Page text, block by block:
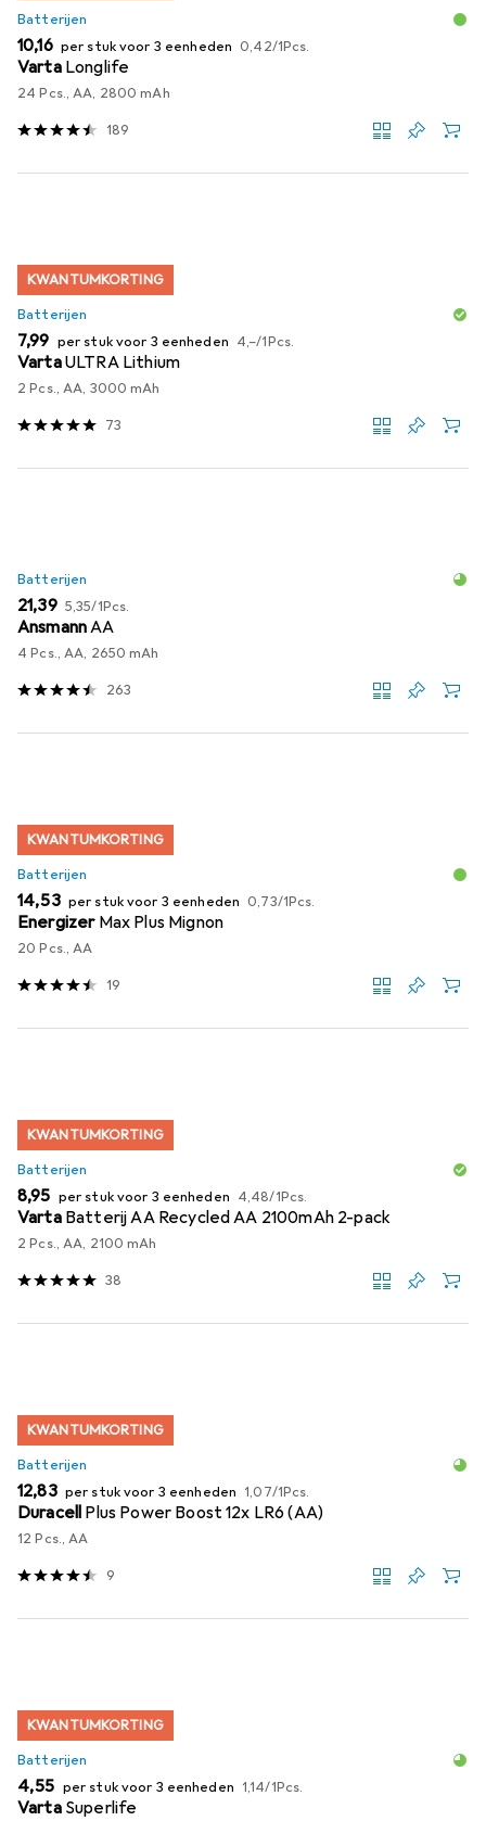
Batterijen
EUR
10,16 per stuk voor 3 eenheden EUR
0,42/1Pcs.
Varta Longlife
24 Pcs., AA, 2800 mAh
189
KWANTUMKORTING
Batterijen
EUR
7,99 per stuk voor 3 eenheden EUR
4,–/1Pcs.
VartaULTRA Lithium
2 Pcs., AA, 3000 mAh
73
Batterijen
EUR
21,39 EUR
5,35/1Pcs.
AnsmannAA
4 Pcs., AA, 2650 mAh
263
KWANTUMKORTING
Batterijen
EUR
14,53 per stuk voor 3 eenheden EUR
0,73/1Pcs.
Energizer Max Plus Mignon
20 Pcs., AA
19
KWANTUMKORTING
Batterijen
EUR
8,95 per stuk voor 3 eenheden EUR
4,48/1Pcs.
Varta Batterij AA Recycled AA 2100mAh 2-pack
2 Pcs., AA, 2100 mAh
38
KWANTUMKORTING
Batterijen
EUR
12,83 per stuk voor 3 eenheden EUR
1,07/1Pcs.
Duracell Plus Power Boost 12x LR6 (AA)
12 Pcs., AA
9
KWANTUMKORTING
Batterijen
EUR
4,55 per stuk voor 3 eenheden EUR
1,14/1Pcs.
Varta Superlife